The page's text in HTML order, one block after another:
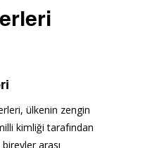
ülkenin zengin
kimliği tarafından
arası